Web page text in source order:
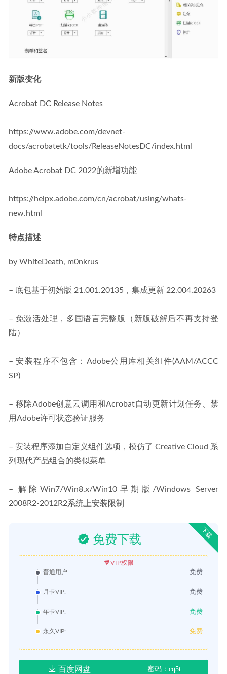
新版变化
Acrobat DC Release Notes
https://www.adobe.com/devnet-
docs/acrobatetk/tools/ReleaseNotesDC/index.html
Adobe Acrobat DC 2022的新增功能
https://helpx.adobe.com/cn/acrobat/using/whats-
new.html
特点描述
by WhiteDeath, m0nkrus
– 底包基于初始版 21.001.20135，集成更新 22.004.20263
– 免激活处理，多国语言完整版（新版破解后不再支持登
陆）
– 安装程序不包含：Adobe公用库相关组件(AAM/ACCC
SP)
– 移除Adob​​e创意云调用和Acrobat自动更新计划任务、禁
用Adob​​e许可状态验证服务
– 安装程序添加自定义组件选项，模仿了 Creative Cloud 系
列现代产品组合的类似菜单
– 解除Win7/Win8.x/Win10早期版/Windows Server
2008R2-2012R2系统上安装限制
下载
免费下载
VIP权限
普通用户:
免费
月卡VIP: 免费
年卡VIP: 免费
永久VIP: 免费
百度网盘 密码：cq5t